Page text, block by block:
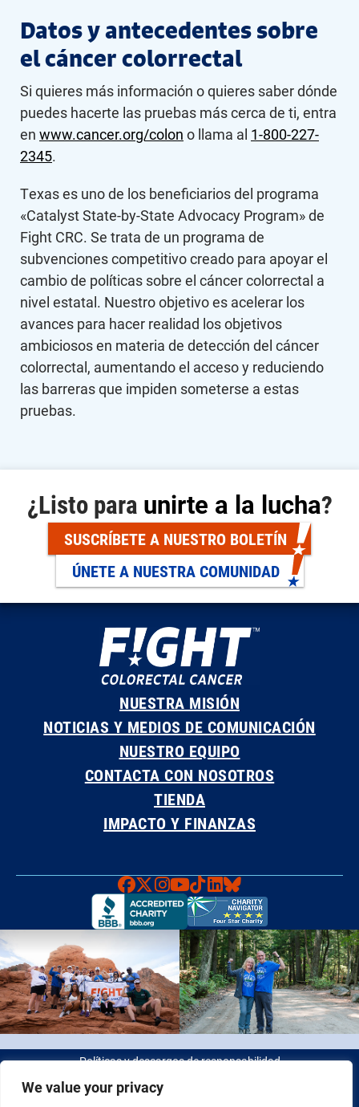
We value your privacy
Datos y antecedentes sobre
el cáncer colorrectal
Si quieres más información o quieres saber dónde
puedes hacerte las pruebas más cerca de ti, entra
en www.cancer.org/colon o llama al 1-800-227-
2345.
Texas es uno de los beneficiarios del programa
«Catalyst State-by-State Advocacy Program» de
Fight CRC. Se trata de un programa de
subvenciones competitivo creado para apoyar el
cambio de políticas sobre el cáncer colorrectal a
nivel estatal. Nuestro objetivo es acelerar los
avances para hacer realidad los objetivos
ambiciosos en materia de detección del cáncer
colorrectal, aumentando el acceso y reduciendo
las barreras que impiden someterse a estas
pruebas.
¿Listo para unirte a la lucha?
SUSCRÍBETE A NUESTRO BOLETÍN
ÚNETE A NUESTRA COMUNIDAD
NUESTRA MISIÓN
NOTICIAS Y MEDIOS DE COMUNICACIÓN
NUESTRO EQUIPO
CONTACTA CON NOSOTROS
TIENDA
IMPACTO Y FINANZAS
Faceboook
X Instagram
YouTube
TikTok
LinkedIn
Bluesky
Políticas y descargos de responsabilidad
© 2026 Fight Colorectal Cancer. Todos los derechos reservados.